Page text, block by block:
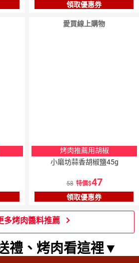
領取優惠券
愛買線上購物
烤肉推薦用胡椒
小磨坊蒜香胡椒鹽45g
58 特價 47
領取優惠券
多烤肉醬料推薦
禮、烤肉看這裡▼